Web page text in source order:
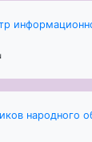
народного